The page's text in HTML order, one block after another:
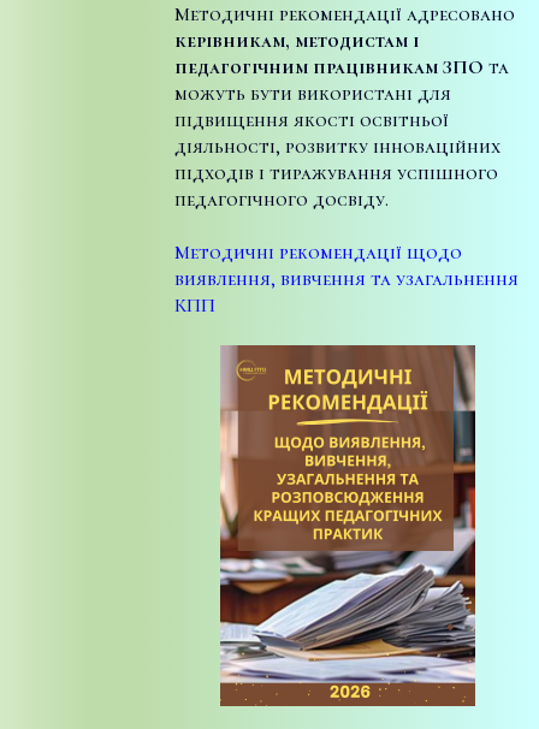
Методичні рекомендації адресовано
керівникам, методистам і
педагогічним працівникам ЗПО та
можуть бути використані для
підвищення якості освітньої
діяльності, розвитку інноваційних
підходів і тиражування успішного
педагогічного досвіду.
Методичні рекомендації щодо
виявлення, вивчення та узагальнення
КПП